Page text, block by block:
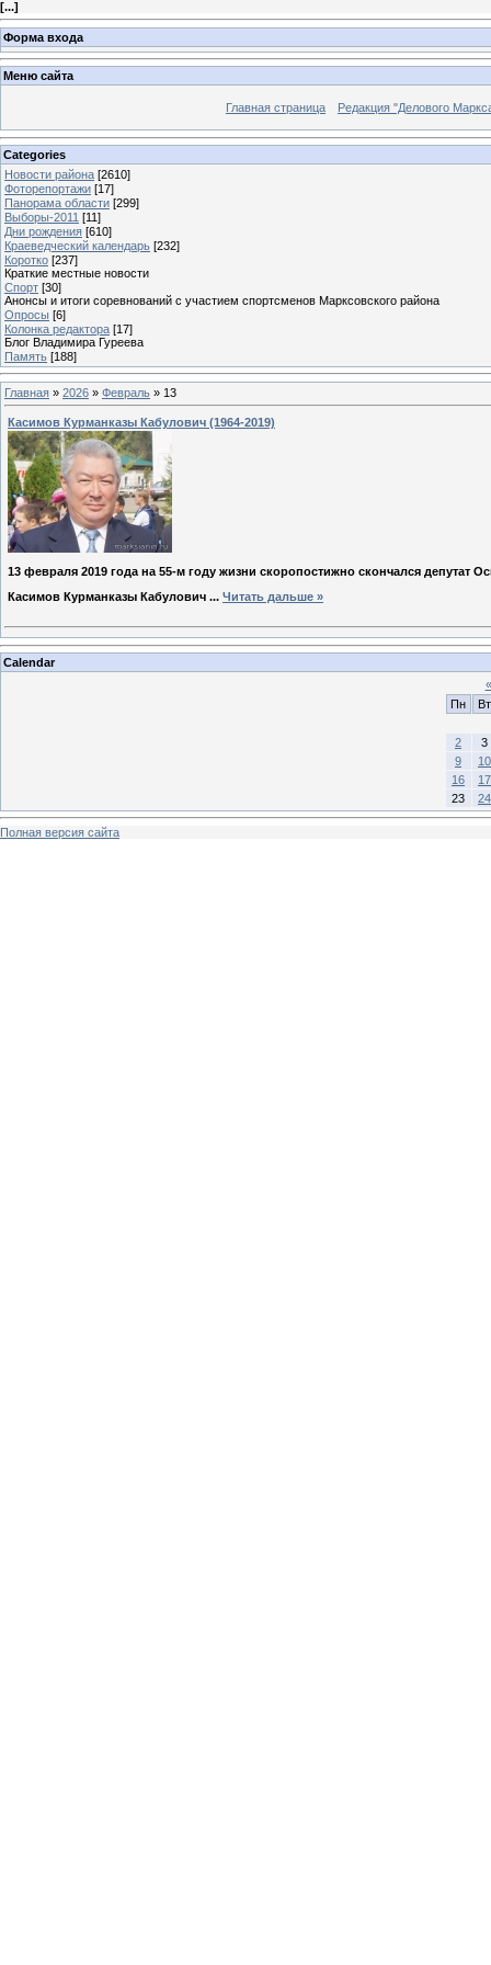
[...]
Форма входа
Меню сайта
Главная страница Редакция "Делового
Categories
Новости района [2610]
Фоторепортажи [17]
Панорама области [299]
Выборы-2011 [11]
Дни рождения [610]
Краеведческий календарь [232]
Коротко [237]
Краткие местные новости
Спорт [30]
Анонсы и итоги соревнований с участием спортсменов Марксовского района
Опросы [6]
Колонка редактора [17]
Блог Владимира Гуреева
Память [188]
Главная » 2026 » Февраль » 13
Касимов Курманказы Кабулович (1964-2019)
13 февраля 2019 года на 55-м году жизни скоропостижно скончался депутат
Касимов Курманказы Кабулович ... Читать дальше »
Calendar
«
Пн
Вт
2
3
9
10
16
17
23
24
Полная версия сайта